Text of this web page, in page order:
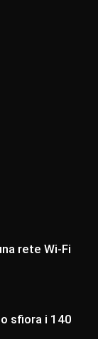
rete Wi-Fi
sfiora i 140